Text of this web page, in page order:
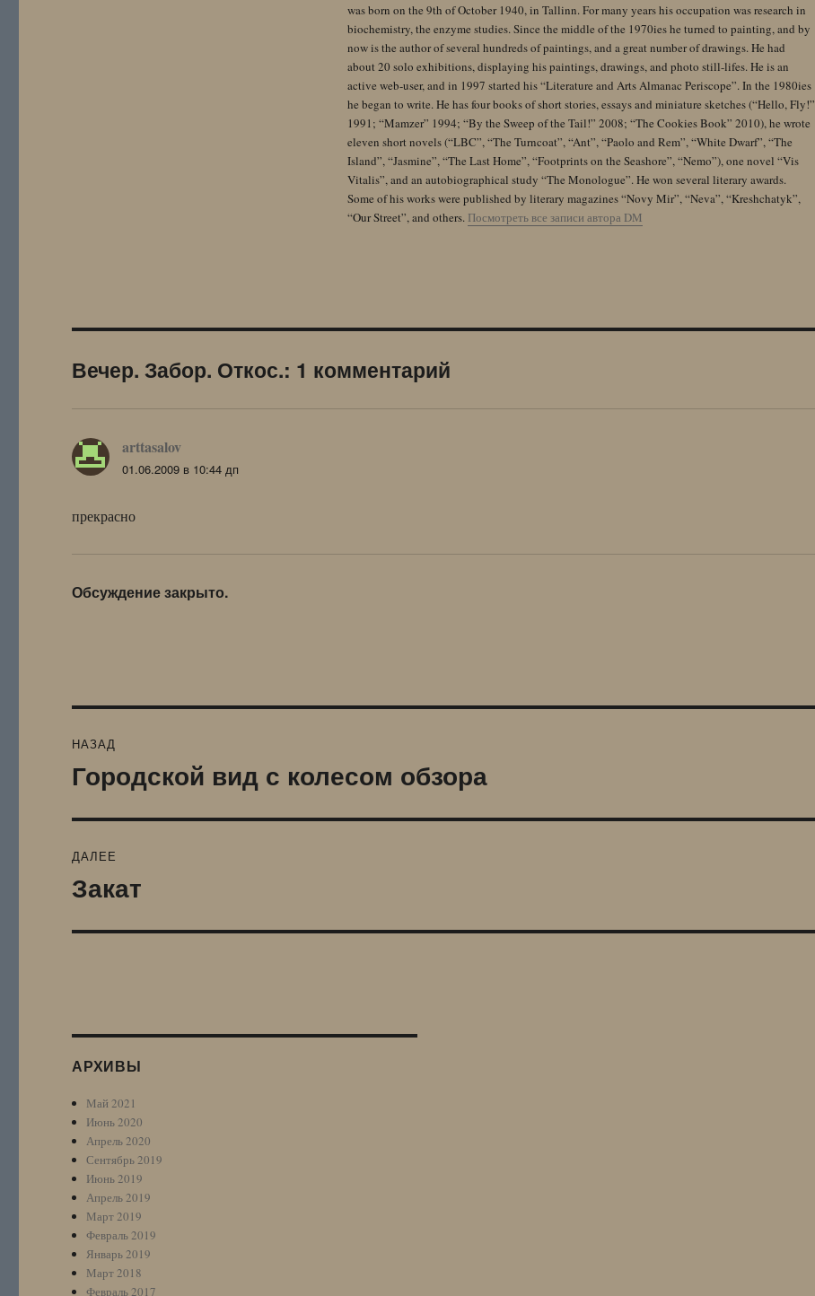
was born on the 9th of October 1940, in Tallinn. For many years his occupation was research in
biochemistry, the enzyme studies. Since the middle of the 1970ies he turned to painting, and by
now is the author of several hundreds of paintings, and a great number of drawings. He had
about 20 solo exhibitions, displaying his paintings, drawings, and photo still-lifes. He is an
active web-user, and in 1997 started his “Literature and Arts Almanac Periscope”. In the 1980ies
he began to write. He has four books of short stories, essays and miniature sketches (“Hello, Fly!”
1991; “Mamzer” 1994; “By the Sweep of the Tail!” 2008; “The Cookies Book” 2010), he wrote
eleven short novels (“LBC”, “The Turncoat”, “Ant”, “Paolo and Rem”, “White Dwarf”, “The
Island”, “Jasmine”, “The Last Home”, “Footprints on the Seashore”, “Nemo”), one novel “Vis
Vitalis”, and an autobiographical study “The Monologue”. He won several literary awards.
Some of his works were published by literary magazines “Novy Mir”, “Neva”, “Kreshchatyk”,
“Our Street”, and others. Посмотреть все записи автора DM
Вечер. Забор. Откос.: 1 комментарий
arttasalov
01.06.2009 в 10:44 дп
прекрасно
Обсуждение закрыто.
по
НАЗАД
Предыдущая
запись:
Городской вид с колесом обзора
ДАЛЕЕ
Следующая
Закат
АРХИВЫ
Май 2021
Июнь 2020
Апрель 2020
Сентябрь 2019
Июнь 2019
Апрель 2019
Март 2019
Февраль 2019
Январь 2019
Март 2018
Февраль 2017